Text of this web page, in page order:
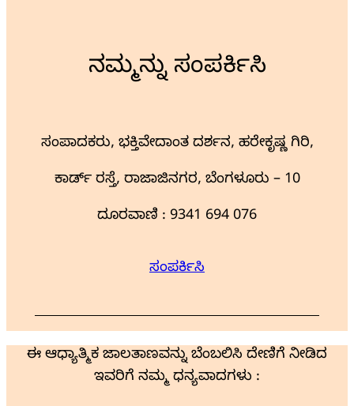
ನಮ್ಮನ್ನು ಸಂಪರ್ಕಿಸಿ
ಸಂಪಾದಕರು, ಭಕ್ತಿವೇದಾಂತ ದರ್ಶನ, ಹರೇಕೃಷ್ಣ ಗಿರಿ,
ಕಾರ್ಡ್ ರಸ್ತೆ, ರಾಜಾಜಿನಗರ, ಬೆಂಗಳೂರು – 10
ದೂರವಾಣಿ : 9341 694 076
ಸಂಪರ್ಕಿಸಿ
ಈ ಆಧ್ಯಾತ್ಮಿಕ ಜಾಲತಾಣವನ್ನು ಬೆಂಬಲಿಸಿ ದೇಣಿಗೆ ನೀಡಿದ
ಇವರಿಗೆ ನಮ್ಮ ಧನ್ಯವಾದಗಳು :